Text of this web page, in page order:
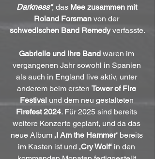
Darkness“, das Mee zusammen mit
Roland Forsman von der
schwedischen Band Remedy verfasste.
Gabrielle und ihre Band waren im
vergangenen Jahr sowohl in Spanien
als auch in England live aktiv, unter
anderem beim ersten Tower of Fire
Festival und dem neu gestalteten
Firefest 2024. Für 2025 sind bereits
weitere Konzerte geplant, und da das
neue Album ‚I Am the Hammer‘ bereits
im Kasten ist und ‚Cry Wolf‘ in den